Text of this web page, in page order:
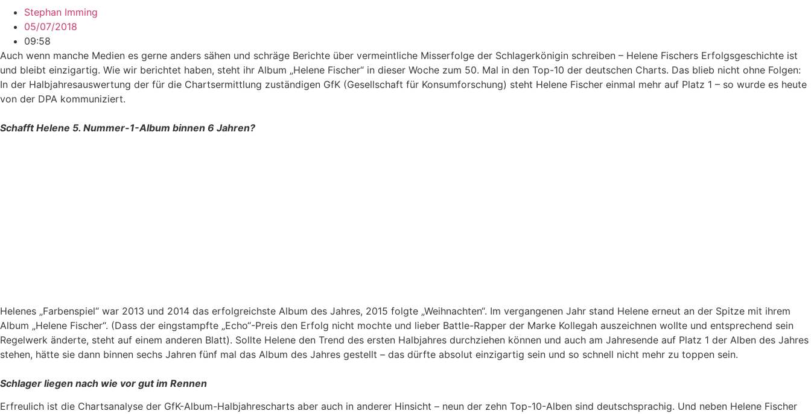
Stephan Imming
05/07/2018
09:58
Auch wenn manche Medien es gerne anders sähen und schräge Berichte über vermeintliche Misserfolge der Schlagerkönigin schreiben – Helene Fischers Erfolgsgeschichte ist
und bleibt einzigartig. Wie wir berichtet haben, steht ihr Album „Helene Fischer“ in dieser Woche zum 50. Mal in den Top-10 der deutschen Charts. Das blieb nicht ohne Folgen:
In der Halbjahresauswertung der für die Chartsermittlung zuständigen GfK (Gesellschaft für Konsumforschung) steht Helene Fischer einmal mehr auf Platz 1 – so wurde es heute
von der DPA kommuniziert.
Schafft Helene 5. Nummer-1-Album binnen 6 Jahren?
Helenes „Farbenspiel“ war 2013 und 2014 das erfolgreichste Album des Jahres, 2015 folgte „Weihnachten“. Im vergangenen Jahr stand Helene erneut an der Spitze mit ihrem
Album „Helene Fischer“. (Dass der eingstampfte „Echo“-Preis den Erfolg nicht mochte und lieber Battle-Rapper der Marke Kollegah auszeichnen wollte und entsprechend sein
Regelwerk änderte, steht auf einem anderen Blatt). Sollte Helene den Trend des ersten Halbjahres durchziehen können und auch am Jahresende auf Platz 1 der Alben des Jahres
stehen, hätte sie dann binnen sechs Jahren fünf mal das Album des Jahres gestellt – das dürfte absolut einzigartig sein und so schnell nicht mehr zu toppen sein.
Schlager liegen nach wie vor gut im Rennen
Erfreulich ist die Chartsanalyse der GfK-Album-Halbjahrescharts aber auch in anderer Hinsicht – neun der zehn Top-10-Alben sind deutschsprachig. Und neben Helene Fischer